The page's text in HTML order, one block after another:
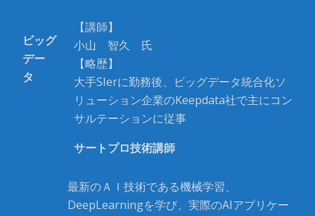
ビッグ
デー
タ
【講師】
小山 智久 氏
【略歴】
大手SIerに勤務後、ビッグデータ統合化ソ
リューション企業のKeepdata社で主にコン
サルテーションに従事
サートプロ技術講師
最新のＡＩ技術である機械学習、
DeepLearningを学び、実際のAIアプリケー